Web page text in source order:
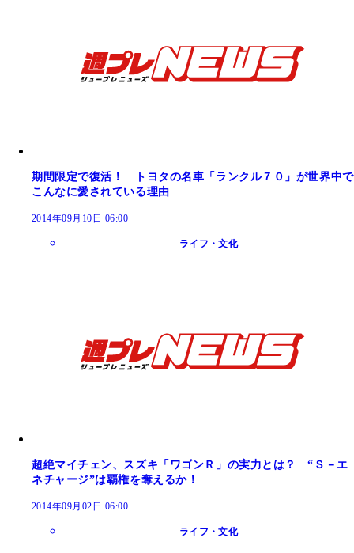
期間限定で復活！ トヨタの名車「ランクル７０」が世界中で
こんなに愛されている理由
2014年09月10日 06:00
ライフ・文化
超絶マイチェン、スズキ「ワゴンＲ」の実力とは？ “Ｓ－エ
ネチャージ”は覇権を奪えるか！
2014年09月02日 06:00
ライフ・文化